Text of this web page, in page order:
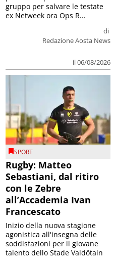
di
Redazione Aosta News
il 06/08/2026
gruppo per salvare le testate
ex Netweek ora Ops R...
SPORT
Rugby: Matteo
Sebastiani, dal ritiro
con le Zebre
all’Accademia Ivan
Francescato
Inizio della nuova stagione
agonistica all'insegna delle
soddisfazioni per il giovane
talento dello Stade Valdôtain